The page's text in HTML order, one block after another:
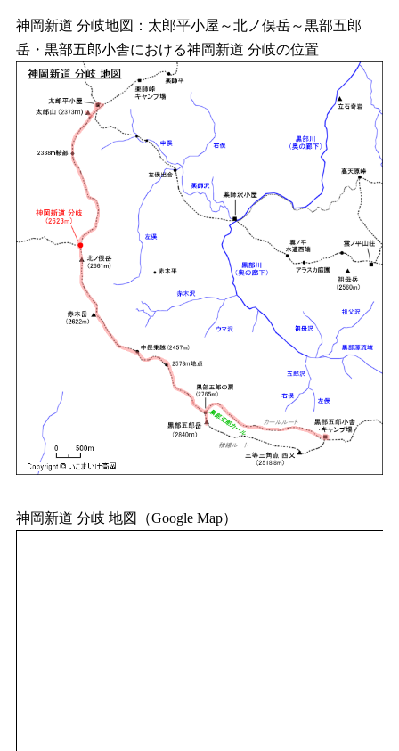
神岡新道 分岐地図：太郎平小屋～北ノ俣岳～黒部五郎
岳・黒部五郎小舎における神岡新道 分岐の位置
神岡新道 分岐 地図（Google Map）